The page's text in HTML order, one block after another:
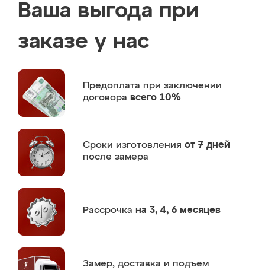
Ваша выгода при
заказе у нас
Предоплата при заключении
договора всего 10%
Сроки изготовления от 7 дней
после замера
Рассрочка на 3, 4, 6 месяцев
Замер, доставка и подъем